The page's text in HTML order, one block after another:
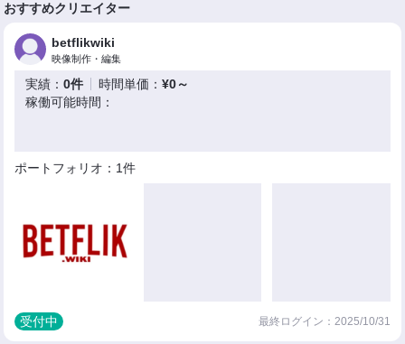
おすすめクリエイター
betflikwiki
映像制作・編集
実績：0件 時間単価：¥0～
稼働可能時間：
ポートフォリオ：1件
受付中 最終ログイン：2025/10/31